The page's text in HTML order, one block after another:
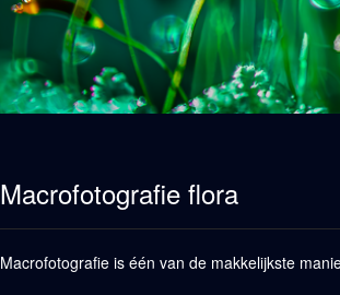
Macrofotografie flora
Macrofotografie is één van de makkelijkste